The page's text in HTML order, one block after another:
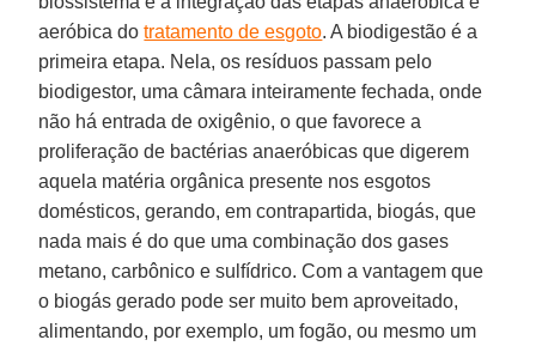
aeróbica dotratamento de esgoto. A biodigestão é a
primeira etapa. Nela, os resíduos passam pelo
biodigestor, uma câmara inteiramente fechada, onde
não há entrada de oxigênio, o que favorece a
proliferação de bactérias anaeróbicas que digerem
aquela matéria orgânica presente nos esgotos
domésticos, gerando, em contrapartida, biogás, que
nada mais é do que uma combinação dos gases
metano, carbônico e sulfídrico. Com a vantagem que
o biogás gerado pode ser muito bem aproveitado,
alimentando, por exemplo, um fogão, ou mesmo um